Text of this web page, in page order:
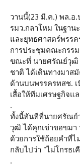
วานนี้(23 มี.ค.) พล.อ
รมว.กลาโหม ในฐา
และยุทธศาสตร์พรร
การประชุมคณะกรร
ขณะที่ นายศรัณย์วุฒิ
ชาติ ได้เดินทางมาส
ด้านบนพรรครทสช.
เสื้อให้ทีมเศรษฐกิจแ
.
ทั้งนี้ทันทีที่นายศรัณ
วุฒิ ได้คุกเข่าขอขม
ด้วยการใช้ถ้อยคำที่
กลับไปว่า “ไม่โกรธเ
.